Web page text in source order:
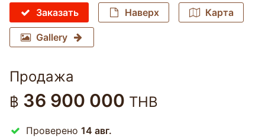
Заказать Наверх Карта
Gallery
Продажа
฿ 36 900 000 THB
Проверено 14 авг.